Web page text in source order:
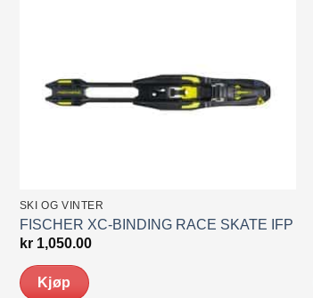
SKI OG VINTER
FISCHER XC-BINDING RACE SKATE IFP
kr1,050.00
Kjøp